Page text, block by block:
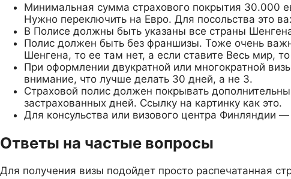
Минимальная сумма страхового покрытия 30.000
Нужно переключить на Евро. Для посольства это
В Полисе должны быть указаны все страны
Полис должен быть без франшизы. Тоже очень
Шенгена, то ее там нет, а если ставите Весь мир,
При оформлении двукратной или многократной
внимание, что лучше делать 30 дней, а не 3.
Страховой полис должен покрывать
застрахованных дней. Ссылку на картинку как это.
Для консульства или визового центра Финляндии
Ответы на частые вопросы
Для получения визы подойдет просто распечатанная